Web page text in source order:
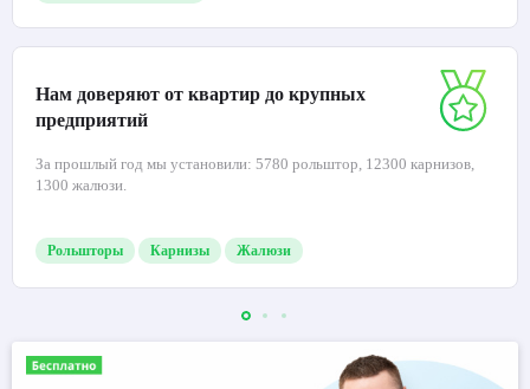
Нам доверяют от квартир до крупных
предприятий
За прошлый год мы установили: 5780 рольштор, 12300 карнизов,
1300 жалюзи.
Рольшторы Карнизы Жалюзи